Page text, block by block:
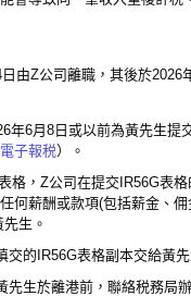
由Z公司離職，其後於2026
年6月8日或以前為黃先生提
子報税）。
格，Z公司在提交IR56G表格
何薪酬或款項(包括薪金、
生。
交的IR56G表格副本交給黃先
先生於離港前，聯絡税務局